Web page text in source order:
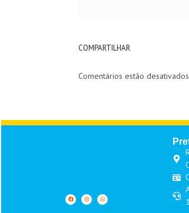
COMPARTILHAR
Comentários estão